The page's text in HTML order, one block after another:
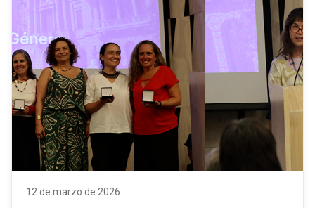
12 de marzo de 2026